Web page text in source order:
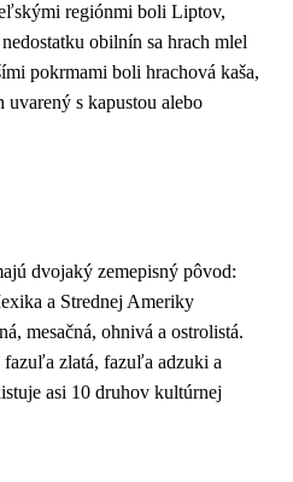
regiónmi boli Liptov,
obilnín sa hrach mlel
pokrmami boli hrachová kaša,
uvarený s kapustou alebo
dvojaký zemepisný pôvod:
a Strednej Ameriky
mesačná, ohnivá a ostrolistá.
zlatá, fazuľa adzuki a
asi 10 druhov kultúrnej